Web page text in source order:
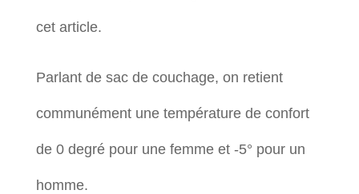
cet article.
Parlant de sac de couchage, on retient
communément une température de confort
de 0 degré pour une femme et -5° pour un
homme.